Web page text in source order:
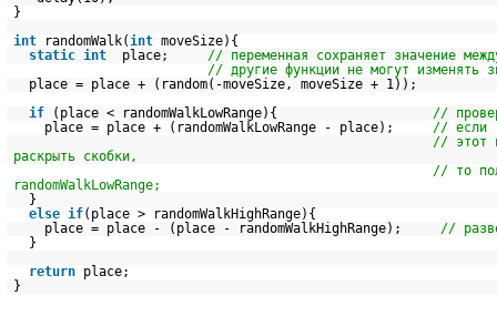
}
int
randomWalk( int moveSize){
static int place; // переменная сохраняет значение
// другие функции не могут изменять
place = place + (random(-moveSize, moveSize + 1));
if
(place < randomWalkLowRange){ //
place = place + (randomWalkLowRange - place); // если
// этот
раскрыть скобки,
// то
randomWalkLowRange;
}
else if(place > randomWalkHighRange){
place = place - (place - randomWalkHighRange); //
}
return place;
}